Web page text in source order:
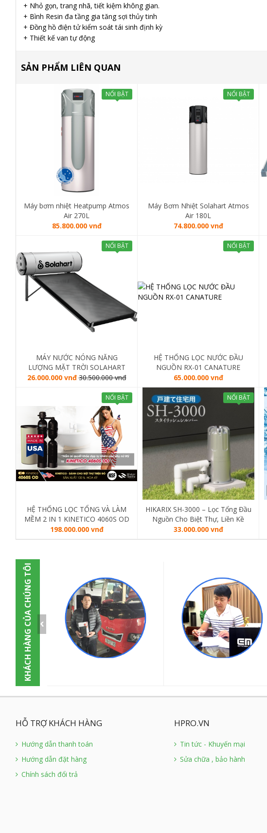
+ Nhỏ gọn, trang nhã, tiết kiệm không gian.
+ Bình Resin đa tầng gia tăng sợi thủy tinh
+ Đồng hồ điện tử kiểm soát tái sinh định kỳ
+ Thiết kế van tự động
SẢN PHẨM LIÊN QUAN
NỔI BẬT
Máy bơm nhiệt Heatpump Atmos
Air 270L
85.800.000 vnđ
NỔI BẬT
Máy Bơm Nhiệt Solahart Atmos
Air 180L
74.800.000 vnđ
NỔI BẬT
MÁY NƯỚC NÓNG NĂNG
LƯỢNG MẶT TRỜI SOLAHART
SUNHEAT 150L
26.000.000 vnđ 30.500.000 vnđ
NỔI BẬT
HỆ THỐNG LỌC NƯỚC ĐẦU
NGUỒN RX-01 CANATURE
65.000.000 vnđ
NỔI BẬT
HỆ THỐNG LỌC TỔNG VÀ LÀM
MỀM 2 IN 1 KINETICO 4060S OD
(MADE IN USA)
198.000.000 vnđ
NỔI BẬT
HIKARIX SH-3000 – Lọc Tổng Đầu
Nguồn Cho Biệt Thự, Liền Kề
33.000.000 vnđ
KHÁCH HÀNG CỦA CHÚNG TÔI
HỖ TRỢ KHÁCH HÀNG
Hướng dẫn thanh toán
Hướng dẫn đặt hàng
Chính sách đổi trả
HPRO.VN
Tin tức - Khuyến mại
Sửa chữa , bảo hành